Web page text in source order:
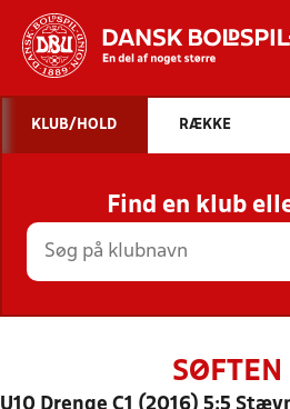
STILLINGER,
HOLD
KLUB/HOLD RÆKKE
Find en klub
SØFTEN
U10 Drenge C1 (2016) 5:5